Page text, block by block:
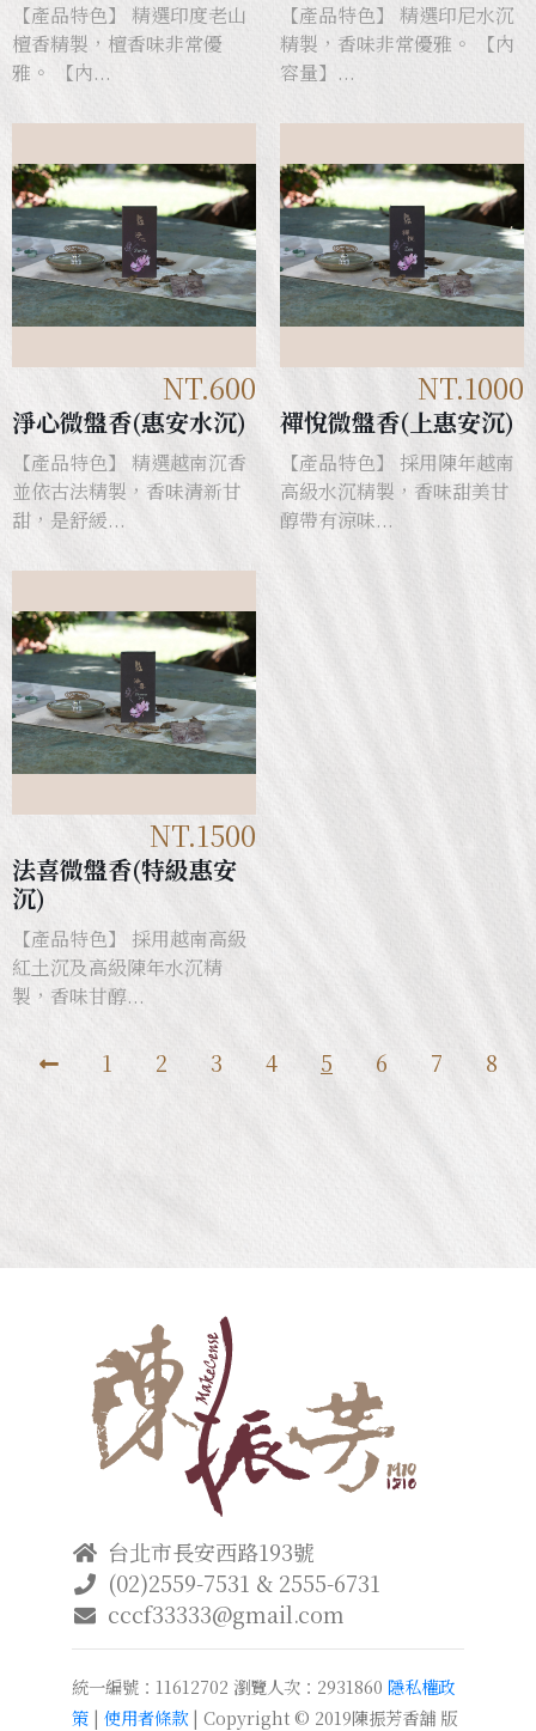
【產品特色】 精選印度老山
檀香精製，檀香味非常優
雅。 【內...
【產品特色】 精選印尼水沉
精製，香味非常優雅。 【內
容量】...
NT.600
淨心微盤香(惠安水沉)
【產品特色】 精選越南沉香
並依古法精製，香味清新甘
甜，是舒緩...
NT.1000
禪悅微盤香(上惠安沉)
【產品特色】 採用陳年越南
高級水沉精製，香味甜美甘
醇帶有涼味...
NT.1500
法喜微盤香(特級惠安
沉)
【產品特色】 採用越南高級
紅土沉及高級陳年水沉精
製，香味甘醇...
1 2 3 4 5 6 7 8
台北市長安西路193號
(02)2559-7531 & 2555-6731
cccf33333@gmail.com
統一編號：11612702 瀏覽人次：2931860 隱私權政
策| 使用者條款| Copyright © 2019陳振芳香舖 版